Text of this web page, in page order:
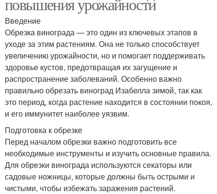
Введение
Обрезка винограда — это один из ключевых этапов в
уходе за этим растениям. Она не только способствует
увеличению урожайности, но и помогает поддерживать
здоровье кустов, предотвращая их загущение и
распространение заболеваний. Особенно важно
правильно обрезать виноград Изабелла зимой, так как
это период, когда растение находится в состоянии покоя,
и его иммунитет наиболее уязвим.
Подготовка к обрезке
Перед началом обрезки важно подготовить все
необходимые инструменты и изучить основные правила.
Для обрезки винограда используются секаторы или
садовые ножницы, которые должны быть острыми и
чистыми, чтобы избежать заражения растений.